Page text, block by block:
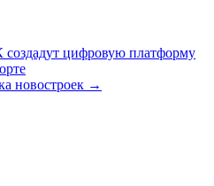
цифровую платформу
новостроек →